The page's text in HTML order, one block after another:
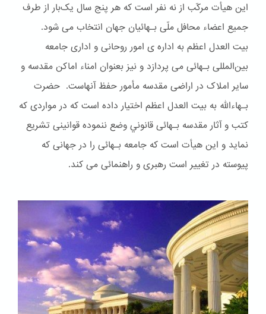
این هیأت مرکّب از نه نفر است که هر پنج سال یک‌بار از طرف
جمیع اعضاء محافل ملّی بـهائیان جهان انتخاب می شود.
بیت العدل اعظم به اداره ی امور روحانی و اداری جامعه
بین‌المللی بـهائی می پردازد و نیز بعنوان امناء اماکن مقدسه و
سایر املاک در اراضی مقدسه مأمور حفظ آنهاست. حضرت
بـهاءالله به بیت العدل اعظم اختیار داده است که در مواردی که
کتب و آثار مقدسه بـهائی قانوني وضع ننموده قوانینی تشریع
نماید و این هیأت است که جامعه بـهائی را در جهانی که
پیوسته در تغییر است رهبری و راهنمائی می کند.